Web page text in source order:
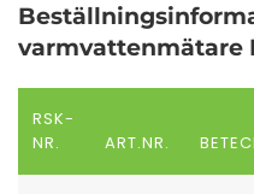
varmvattenmätare
RSK-
NR.
ART.NR.